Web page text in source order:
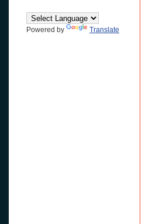
Powered by Translate